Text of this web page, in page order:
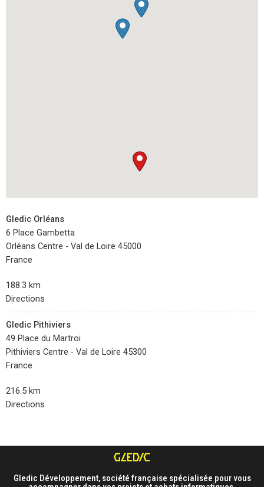
Gledic Orléans
6 Place Gambetta
Orléans Centre - Val de Loire 45000
France
188.3 km
Directions
Gledic Pithiviers
49 Place du Martroi
Pithiviers Centre - Val de Loire 45300
France
216.5 km
Directions
Gledic Développement, société française spécialisée pour vous